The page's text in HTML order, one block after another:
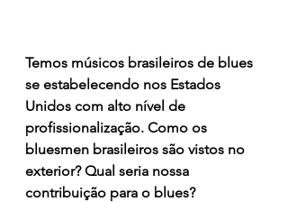
Temos músicos brasileiros de blues
se estabelecendo nos Estados
Unidos com alto nível de
profissionalização. Como os
bluesmen brasileiros são vistos no
exterior? Qual seria nossa
contribuição para o blues?